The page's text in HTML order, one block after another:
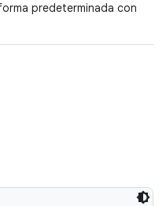
predeterminada con